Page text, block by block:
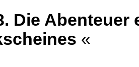
Die Abenteuer
«